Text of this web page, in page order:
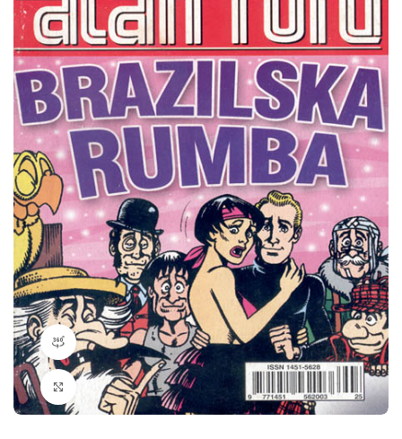
360 product view
Klikni da povečaš